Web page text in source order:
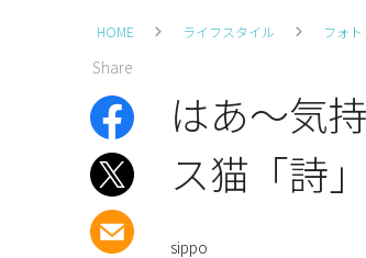
HOME ライフスタイル フォト
Share
はあ～気
ス猫「詩」
sippo